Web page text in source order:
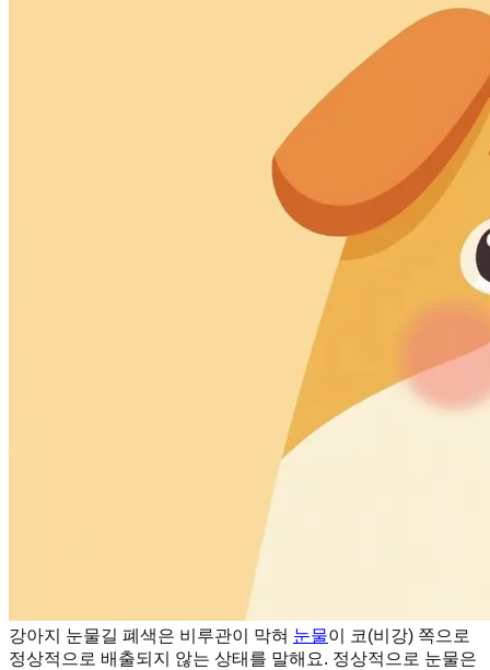
강아지 눈물길 폐색은 비루관이 막혀 눈물이 코(비강) 쪽으로
정상적으로 배출되지 않는 상태를 말해요. 정상적으로 눈물은